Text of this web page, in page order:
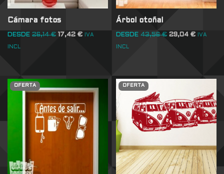
Cámara fotos
DESDE 26,14€ 17,42 € IVA
INCL
Árbol otoñal
DESDE 43,56€ 29,04€ IVA
INCL
OFERTA OFERTA